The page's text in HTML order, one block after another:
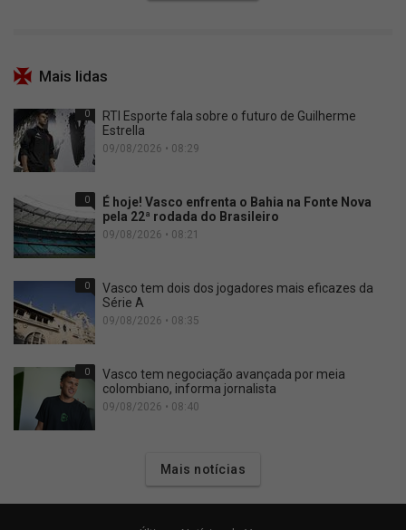
Mais lidas
0
RTI Esporte fala sobre o futuro de Guilherme
Estrella
09/08/2026 • 08:29
0
É hoje! Vasco enfrenta o Bahia na Fonte Nova
pela 22ª rodada do Brasileiro
09/08/2026 • 08:21
0
Vasco tem dois dos jogadores mais eficazes da
Série A
09/08/2026 • 08:35
0
Vasco tem negociação avançada por meia
colombiano, informa jornalista
09/08/2026 • 08:40
Mais notícias